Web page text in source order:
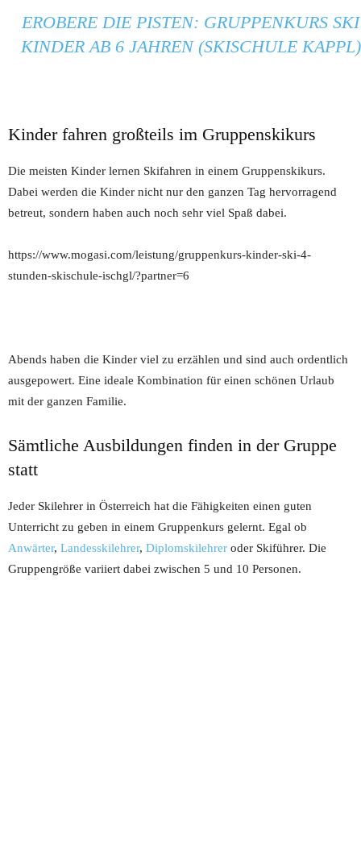
EROBERE DIE PISTEN: GRUPPENKURS SKI
KINDER AB 6 JAHREN (SKISCHULE KAPPL)
Kinder fahren großteils im Gruppenskikurs
Die meisten Kinder lernen Skifahren in einem Gruppenskikurs.
Dabei werden die Kinder nicht nur den ganzen Tag hervorragend
betreut, sondern haben auch noch sehr viel Spaß dabei.
https://www.mogasi.com/leistung/gruppenkurs-kinder-ski-4-
stunden-skischule-ischgl/?partner=6
Abends haben die Kinder viel zu erzählen und sind auch ordentlich
ausgepowert. Eine ideale Kombination für einen schönen Urlaub
mit der ganzen Familie.
Sämtliche Ausbildungen finden in der Gruppe
statt
Jeder Skilehrer in Österreich hat die Fähigkeiten einen guten
Unterricht zu geben in einem Gruppenkurs gelernt. Egal ob
Anwärter, Landesskilehrer, Diplomskilehrer oder Skiführer. Die
Gruppengröße variiert dabei zwischen 5 und 10 Personen.